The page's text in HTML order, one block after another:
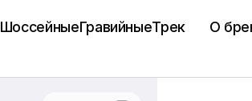
ШоссейныеГравийныеТрек О